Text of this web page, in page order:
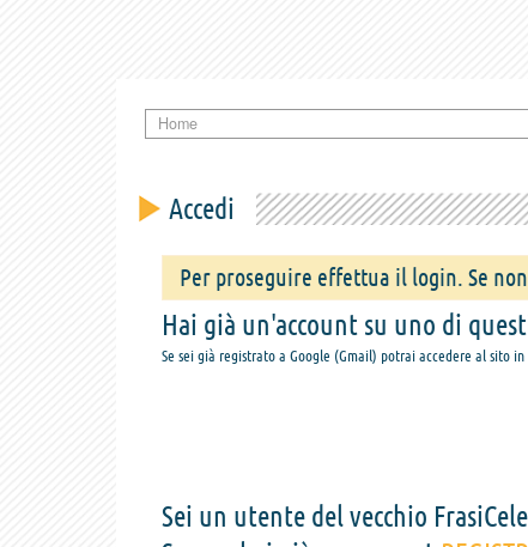
Home
Accedi
Per proseguire effettua il login. Se
Hai già un'account su uno di
Se sei già registrato a Google (Gmail) potrai accedere al sito
Sei un utente del vecchio